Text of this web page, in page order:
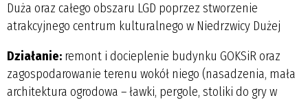
Duża oraz całego obszaru LGD poprzez stworzenie
atrakcyjnego centrum kulturalnego w Niedrzwicy Dużej
Działanie: remont i docieplenie budynku GOKSiR oraz
zagospodarowanie terenu wokół niego (nasadzenia, mała
architektura ogrodowa – ławki, pergole, stoliki do gry w